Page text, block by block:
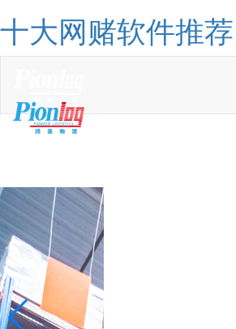
十大网赌软件推荐